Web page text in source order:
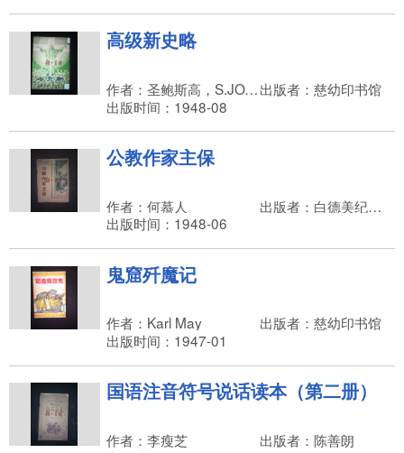
高级新史略
作者：圣鲍斯高，S.JOANNFS BOSCO出版者：慈幼印书馆
出版时间：1948-08
公教作家主保
作者：何慕人
出版者：白德美纪念出版社，慈幼印书馆
出版时间：1948-06
鬼窟歼魔记
作者：Karl May
出版者：慈幼印书馆
出版时间：1947-01
国语注音符号说话读本（第二册）
作者：李瘦芝
出版者：陈善朗